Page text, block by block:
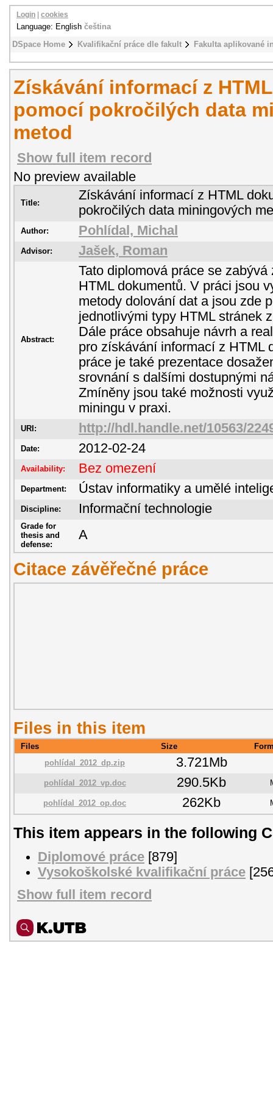
DSpace Home Kvalifikační práce dle fakult Fakulta aplikované
Login cookies
Language: English čeština
Získávání informací z
pomocí pokročilých data
metod
Show full item record
No preview available
Title:
Získávání informací z HTML
pokročilých data miningových
Author: Pohlídal, Michal
Advisor: Jašek, Roman
Abstract:
Tato diplomová práce se
HTML dokumentů. V práci jsou
metody dolování dat a jsou zde
jednotlivými typy HTML stránek
Dále práce obsahuje návrh a
pro získávání informací z HTML
práce je také prezentace
srovnání s dalšími dostupnými
Zmíněny jsou také možnosti
miningu v praxi.
URI: http://hdl.handle.net/10563/
Date: 2012-02-24
Availability: Bez omezení
Department: Ústav informatiky a umělé
Discipline: Informační technologie
Grade for
thesis and
defense:
A
Citace závěřečné práce
Files in this item
Files Size
pohlídal_2012_dp.zip
3.721Mb
pohlídal_2012_vp.doc 290.5Kb
pohlídal_2012_op.doc 262Kb
This item appears in the following
Diplomové práce [879]
Vysokoškolské kvalifikační práce
Show full item record